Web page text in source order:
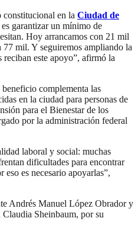
constitucional en la Ciudad de
garantizar un mínimo de
Hoy arrancamos con 21 mil
77 mil. Y seguiremos ampliando la
reciban este apoyo”, afirmó la
complementa las
en la ciudad para personas de
para el Bienestar de los
por la administración federal
laboral y social: muchas
dificultades para encontrar
es necesario apoyarlas”,
Andrés Manuel López Obrador y
Sheinbaum, por su